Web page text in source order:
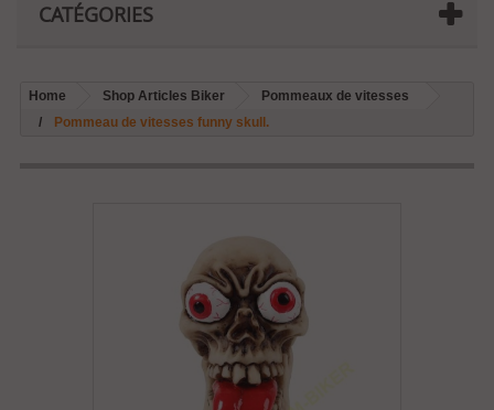
CATÉGORIES
Home Shop Articles Biker
Pommeaux de vitesses
Pommeau de vitesses funny skull.